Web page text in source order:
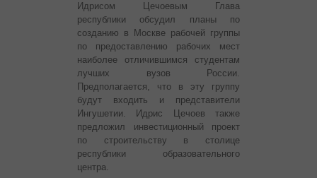
Идрисом Цечоевым Глава
республики обсудил планы по
созданию в Москве рабочей группы
по предоставлению рабочих мест
наиболее отличившимся студентам
лучших вузов России.
Предполагается, что в эту группу
будут входить и представители
Ингушетии. Идрис Цечоев также
предложил инвестиционный проект
по строительству в столице
республики образовательного
центра.